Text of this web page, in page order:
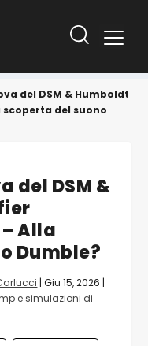
del DSM & Humboldt
del suono
del DSM &
Alla
Dumble?
|Giu 15, 2026 |
e simulazioni di